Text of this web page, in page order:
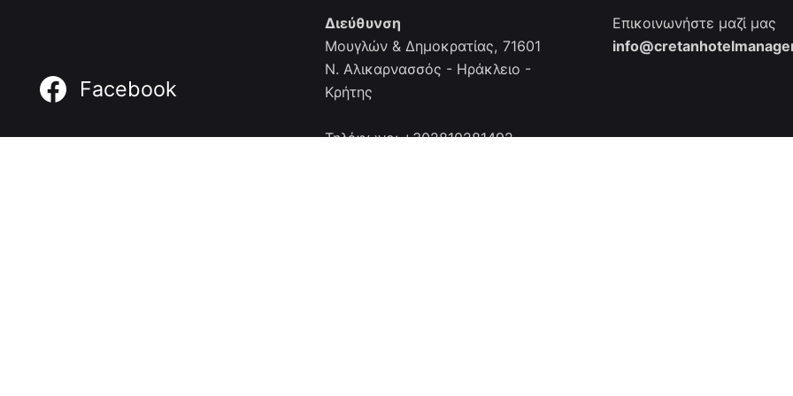
Facebook
Διεύθυνση
Μουγλών & Δημοκρατίας, 71601
Ν. Αλικαρνασσός - Ηράκλειο -
Κρήτης
Τηλέφωνο: +302810281492
Επικοινωνήστε μαζί μας